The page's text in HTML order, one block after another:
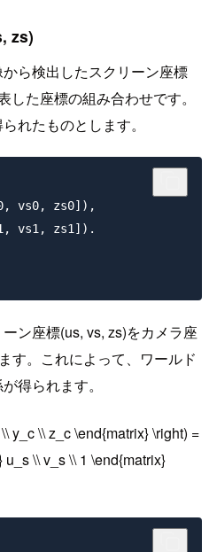
zs)
ら検出したスクリーン座標
た座標の組み合わせです。
れたものとします。
vs0, zs0]),
vs1, zs1]).
ン座標(us, vs, zs)をカメラ座
す。これによって、ワールド
得られます。
y_c \\ z_c \end{matrix} \right) =
\\ v_s \\ 1 \end{matrix}